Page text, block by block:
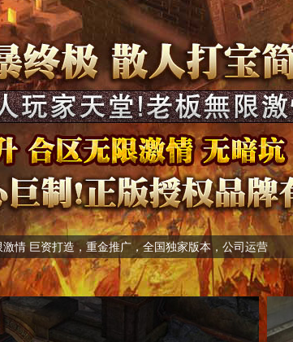
情 巨资打造，重金推广，全国独家版本，公司运营